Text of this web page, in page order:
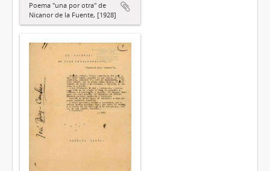
Poema "una por otra" de
Nicanor de la Fuente, [1928]